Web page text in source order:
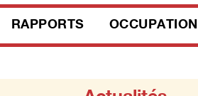
RAPPORTS OCCUPATION